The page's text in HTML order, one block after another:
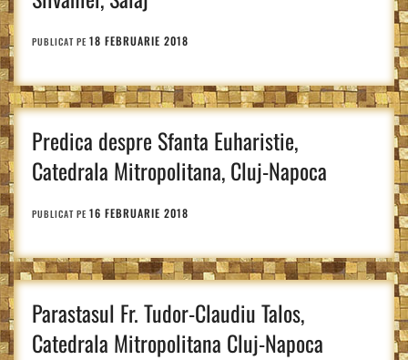
PUBLICAT PE 18 FEBRUARIE 2018
Predica despre Sfanta Euharistie,
Catedrala Mitropolitana, Cluj-Napoca
PUBLICAT PE 16 FEBRUARIE 2018
Parastasul Fr. Tudor-Claudiu Talos,
Catedrala Mitropolitana Cluj-Napoca